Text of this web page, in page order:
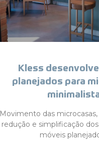
Kless
planejados para
Movimento das
redução e simplificação
móveis